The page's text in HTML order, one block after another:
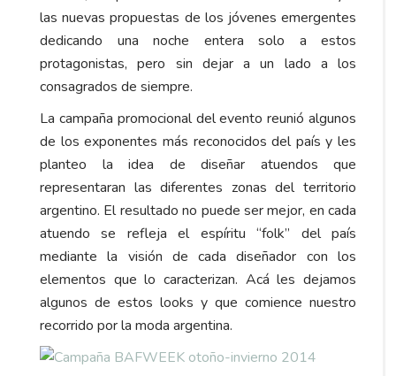
las nuevas propuestas de los jóvenes emergentes
dedicando una noche entera solo a estos
protagonistas, pero sin dejar a un lado a los
consagrados de siempre.
La campaña promocional del evento reunió algunos
de los exponentes más reconocidos del país y les
planteo la idea de diseñar atuendos que
representaran las diferentes zonas del territorio
argentino. El resultado no puede ser mejor, en cada
atuendo se refleja el espíritu “folk” del país
mediante la visión de cada diseñador con los
elementos que lo caracterizan. Acá les dejamos
algunos de estos looks y que comience nuestro
recorrido por la moda argentina.